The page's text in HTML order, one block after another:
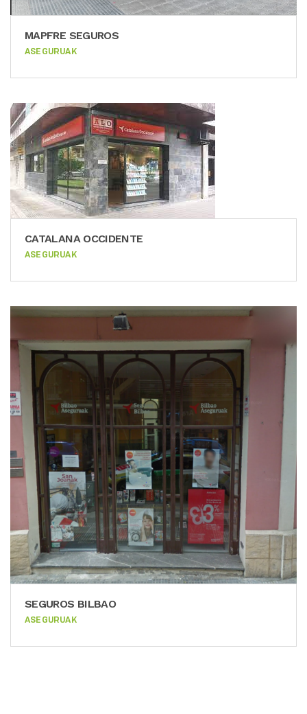
MAPFRE SEGUROS
ASEGURUAK
CATALANA OCCIDENTE
ASEGURUAK
SEGUROS BILBAO
ASEGURUAK